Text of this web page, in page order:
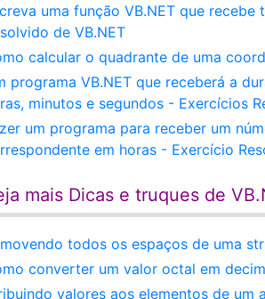
uma função VB.NET que
de VB.NET
calcular o quadrante de uma
programa VB.NET que receberá a
minutos e segundos - Exercícios
um programa para receber um
em horas - Exercício
mais Dicas e truques de
todos os espaços de uma
converter um valor octal em
valores aos elementos de um